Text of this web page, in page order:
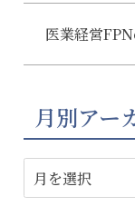
医業経営
月別アー